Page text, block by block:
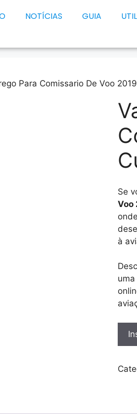
NOTÍCIAS GUIA
Para Comissario De Voo
Se
Voo
à